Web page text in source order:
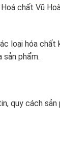
chất Vũ
loại hóa chất
sản phẩm.
quy cách